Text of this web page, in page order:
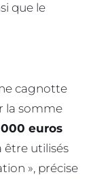
que le
cagnotte
la somme
euros
être utilisés
», précise